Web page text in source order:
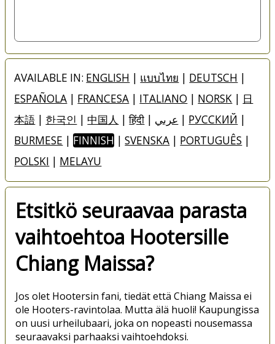
AVAILABLE IN: ENGLISH | แบบไทย | DEUTSCH |
ESPAÑOLA | FRANCESA | ITALIANO | NORSK | 日
本語 | 한국인 | 中国人 |हिंदी | عربي | РУССКИЙ |
BURMESE | FINNISH |SVENSKA | PORTUGUÊS |
POLSKI | MELAYU
Etsitkö seuraavaa parasta
vaihtoehtoa Hootersille
Chiang Maissa?
Jos olet Hootersin fani, tiedät että Chiang Maissa ei
ole Hooters-ravintolaa. Mutta älä huoli! Kaupungissa
on uusi urheilubaari, joka on nopeasti nousemassa
seuraavaksi parhaaksi vaihtoehdoksi.